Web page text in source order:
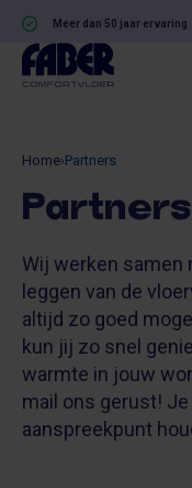
Meer dan 50 jaar ervaring
Home›Partners
Partners
Wij werken samen
leggen van de
altijd zo goed
kun jij zo snel
warmte in jouw
mail ons gerust!
aanspreekpunt